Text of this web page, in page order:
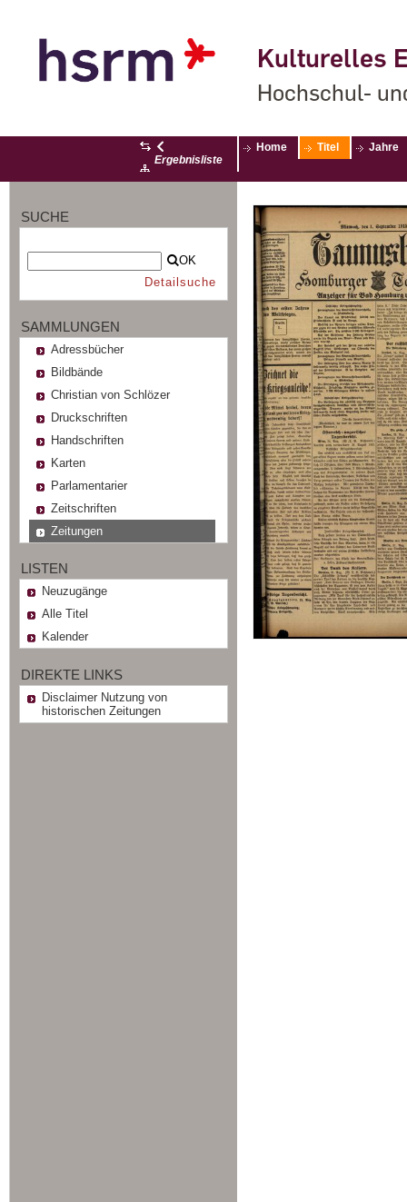
Kulturelles
Hochschul-
Ergebnisliste
Home Titel Jahre
SUCHE
OK
Detailsuche
SAMMLUNGEN
Adressbücher
Bildbände
Christian von Schlözer
Druckschriften
Handschriften
Karten
Parlamentarier
Zeitschriften
Zeitungen
LISTEN
Neuzugänge
Alle Titel
Kalender
DIREKTE LINKS
Disclaimer Nutzung von
historischen Zeitungen